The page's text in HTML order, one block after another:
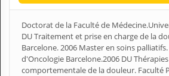
Doctorat de la Faculté de
DU Traitement et prise en charge de la
Barcelone. 2006 Master en soins
d'Oncologie Barcelone.2006 DU
comportementale de la douleur. Faculté